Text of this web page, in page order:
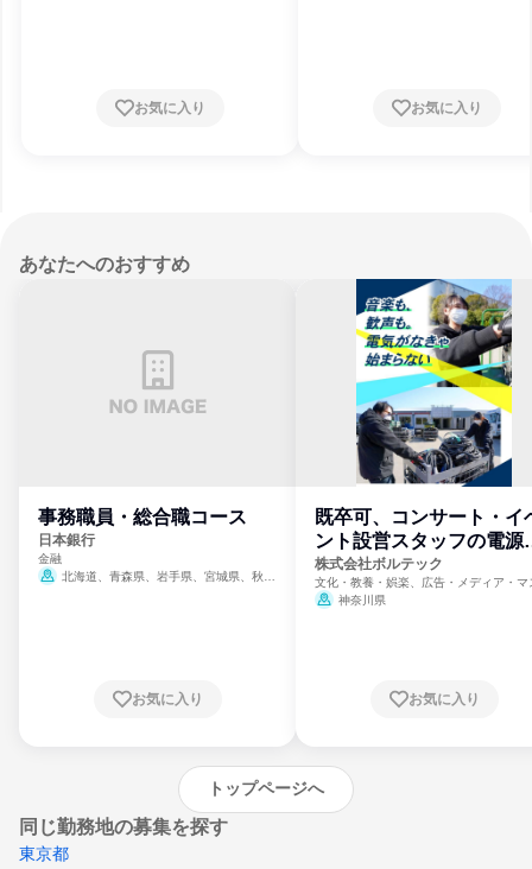
お気に入り お気に入り
あなたへのおすすめ
事務職員・総合職コース
日本銀行
金融
北海道、青森県、岩手県、宮城県、秋田
崎県、熊本県、大分県、宮崎県、鹿児島県、
お気に入り
既卒可、コンサート・イ
ント設営スタッフの電源
門
株式会社ボルテック
文化・教養・娯楽、広告・メディア・マ
ミ、電力・ガス・水道・エネルギー
神奈川県
お気に入り
トップページへ
同じ勤務地の募集を探す
東京都